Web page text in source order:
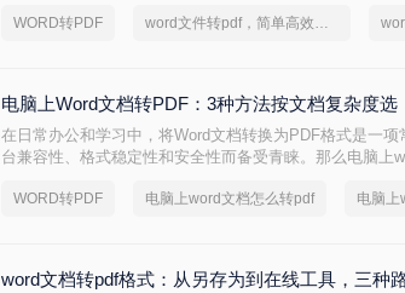
换。
WORD转PDF word文件转pdf，简单高效的转换方法
电脑上Word文档转PDF：3种方法按文档复杂度选
在日常办公和学习中，将Word文档转换为PDF格式是一
台兼容性、格式稳定性和安全性而备受青睐。那么电脑上
WORD转PDF 电脑上word文档怎么转pdf 电脑上
word文档转pdf格式：从另存为到在线工具，三种